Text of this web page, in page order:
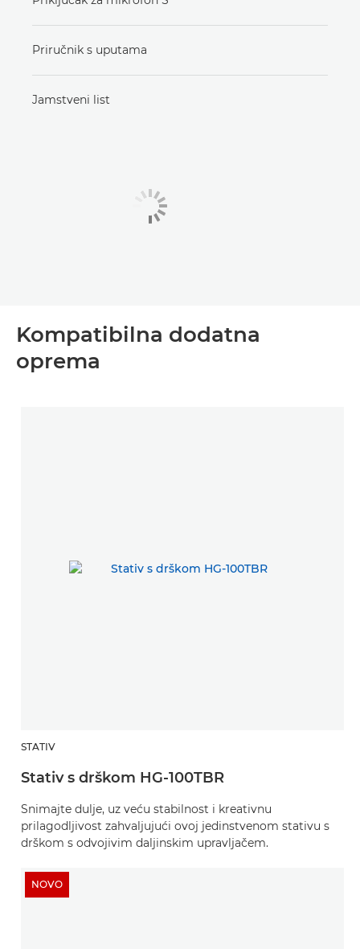
Priručnik s uputama
Jamstveni list
Kompatibilna dodatna
oprema
STATIV
Stativ s drškom HG-100TBR
Snimajte dulje, uz veću stabilnost i kreativnu
prilagodljivost zahvaljujući ovoj jedinstvenom stativu s
drškom s odvojivim daljinskim upravljačem.
NOVO